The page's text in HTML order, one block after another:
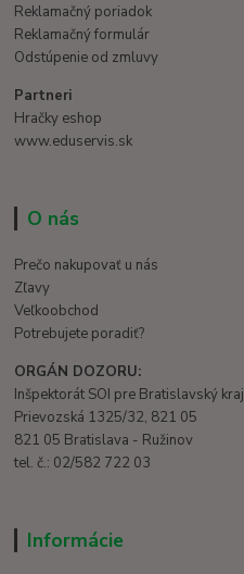
Reklamačný poriadok
Reklamačný formulár
Odstúpenie od zmluvy
Partneri
Hračky eshop
www.eduservis.sk
O nás
Prečo nakupovať u nás
Zľavy
Veľkoobchod
Potrebujete poradiť?
ORGÁN DOZORU:
Inšpektorát SOI pre Bratislavský kraj
Prievozská 1325/32, 821 05
821 05 Bratislava - Ružinov
tel. č.: 02/582 722 03
Informácie